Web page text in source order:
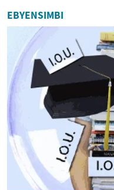
EBYENSIMBI